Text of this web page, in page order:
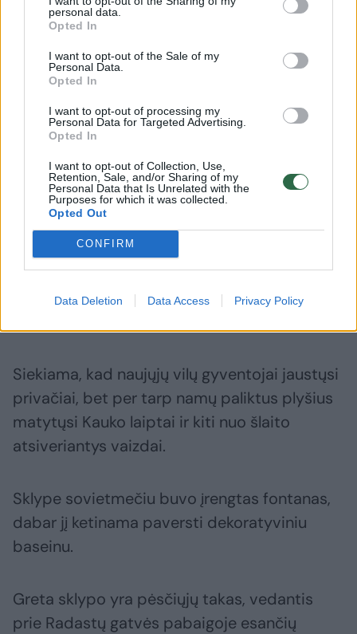
personal data.
Opted In
I want to opt-out of the Sale of my
Personal Data.
Opted In
I want to opt-out of processing my
Personal Data for Targeted Advertising.
Opted In
I want to opt-out of Collection, Use,
Retention, Sale, and/or Sharing of my
Personal Data that Is Unrelated with the
Purposes for which it was collected.
Opted Out
CONFIRM
Data Deletion Data Access Privacy Policy
pastatų formos bus horizontalios. Tokiu būdu
norima sukurti modernių vilų įvaizdį.
puošti 3D įspaudais. Tokie pat ažūriniai
ornamentai dengs ir langų vitrinas. Taip
sumanyta dėl to, kad smulkios detalės
būdingos medinei Žaliakalnio architektūrai.
„F.Vizbaro vila taip pat buvo labai dekoratyvi,
ją puošė arkos, kolonos, šie motyvai ir įkvėpė
sukurti panašius ornamentus“, – sakė
Siekiama, kad naujųjų vilų gyventojai jaustųsi
privačiai, bet per tarp namų paliktus plyšius
matytųsi Kauko laiptai ir kiti nuo šlaito
atsiveriantys vaizdai.
Sklype sovietmečiu buvo įrengtas fontanas,
dabar jį ketinama paversti dekoratyviniu
baseinu.
Greta sklypo yra pėsčiųjų takas, vedantis
prie Radastų gatvės pabaigoje esančių